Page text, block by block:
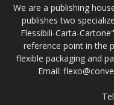
We are a publishing
publishes two
Flessibili-Carta-
reference point in the
flexible packaging and
Email: